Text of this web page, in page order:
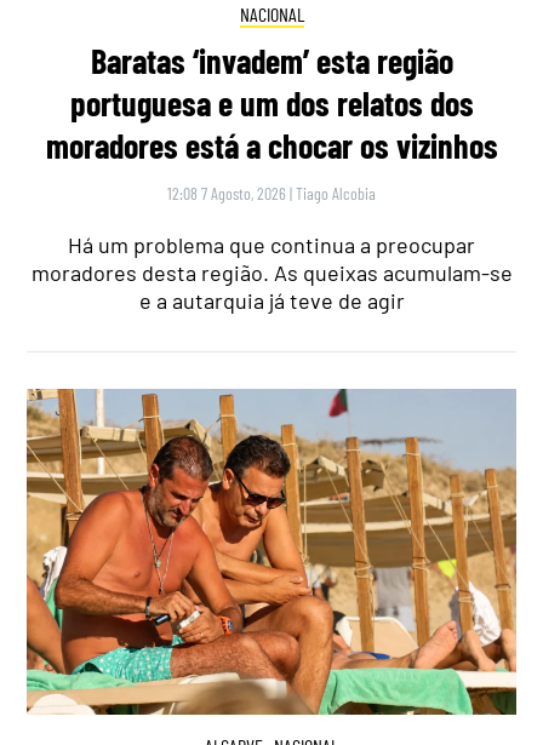
NACIONAL
Baratas ‘invadem’ esta região
portuguesa e um dos relatos dos
moradores está a chocar os vizinhos
12:08 7 Agosto, 2026 |Tiago Alcobia
Há um problema que continua a preocupar
moradores desta região. As queixas acumulam-se
e a autarquia já teve de agir